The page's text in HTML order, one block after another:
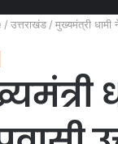
/ उत्तराखंड / मुख्यमंत्री धामी